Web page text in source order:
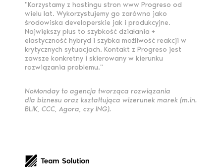
"Korzystamy z hostingu stron www Progreso od
wielu lat. Wykorzystujemy go zarówno jako
środowiska developerskie jak i produkcyjne.
Największy plus to szybkość działania +
elastyczność hybryd i szybka możliwość reakcji w
krytycznych sytuacjach. Kontakt z Progreso jest
zawsze konkretny i skierowany w kierunku
rozwiązania problemu."
NoMonday to agencja tworząca rozwiązania
dla biznesu oraz kształtująca wizerunek marek (m.in.
BLIK, CCC, Agora, czy ING).